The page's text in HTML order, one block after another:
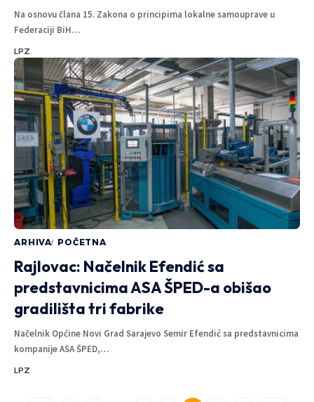
Na osnovu člana 15. Zakona o principima lokalne samouprave u
Federaciji BiH…
LPZ
ARHIVA POČETNA
Rajlovac: Načelnik Efendić sa
predstavnicima ASA ŠPED-a obišao
gradilišta tri fabrike
Načelnik Općine Novi Grad Sarajevo Semir Efendić sa predstavnicima
kompanije ASA ŠPED,…
LPZ